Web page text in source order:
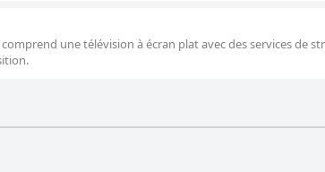
une télévision à écran plat avec des services de